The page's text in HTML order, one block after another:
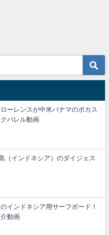
ーレンスが中米パナマのボカス
バレル動画
（インドネシア）のダイジェス
インドネシア用サーフボード！
動画